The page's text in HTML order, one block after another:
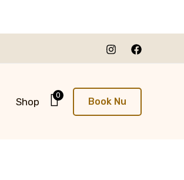
Shop
0
Book Nu